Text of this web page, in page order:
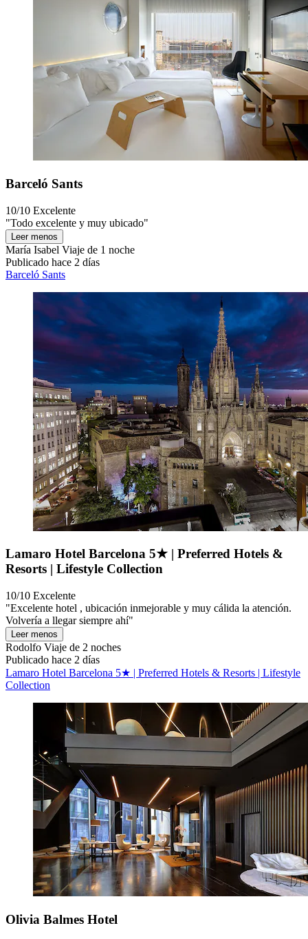
Barceló Sants
10/10 Excelente
"Todo excelente y muy ubicado"
Leer menos
María Isabel Viaje de 1 noche
Publicado hace 2 días
Barceló Sants
Lamaro Hotel Barcelona 5★ | Preferred Hotels &
Resorts | Lifestyle Collection
10/10 Excelente
"Excelente hotel , ubicación inmejorable y muy cálida la atención.
Volvería a llegar siempre ahí"
Leer menos
Rodolfo Viaje de 2 noches
Publicado hace 2 días
Lamaro Hotel Barcelona 5★ | Preferred Hotels & Resorts | Lifestyle
Collection
Olivia Balmes Hotel